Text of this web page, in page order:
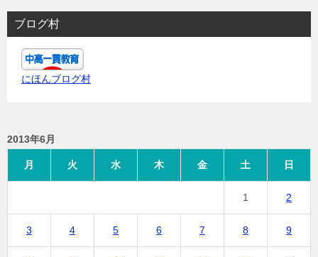
ブログ村
にほんブログ村
2013年6月
月 火 水 木 金 土 日
1 2
3 4 5 6 7 8 9